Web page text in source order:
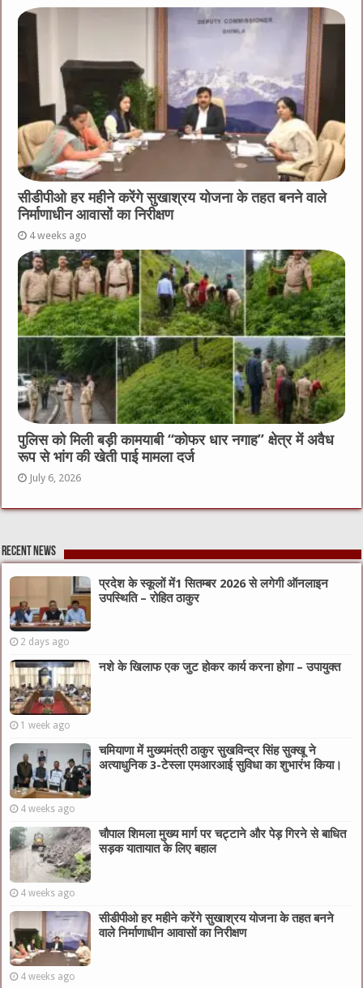
सीडीपीओ हर महीने करेंगे सुखाश्रय योजना के तहत बनने वाले
निर्माणाधीन आवासों का निरीक्षण
4 weeks ago
पुलिस को मिली बड़ी कामयाबी “कोफर धार नगाह” क्षेत्र में अवैध
रूप से भांग की खेती पाई मामला दर्ज
July 6, 2026
Recent News
प्रदेश के स्कूलों में1 सितम्बर 2026 से लगेगी ऑनलाइन
उपस्थिति – रोहित ठाकुर
2 days ago
नशे के खिलाफ एक जुट होकर कार्य करना होगा – उपायुक्त
1 week ago
चमियाणा में मुख्यमंत्री ठाकुर सुखविन्द्र सिंह सुक्खू ने
अत्याधुनिक 3-टेस्ला एमआरआई सुविधा का शुभारंभ किया।
4 weeks ago
चौपाल शिमला मुख्य मार्ग पर चट्टाने और पेड़ गिरने से बाधित
सड़क यातायात के लिए बहाल
4 weeks ago
सीडीपीओ हर महीने करेंगे सुखाश्रय योजना के तहत बनने
वाले निर्माणाधीन आवासों का निरीक्षण
4 weeks ago